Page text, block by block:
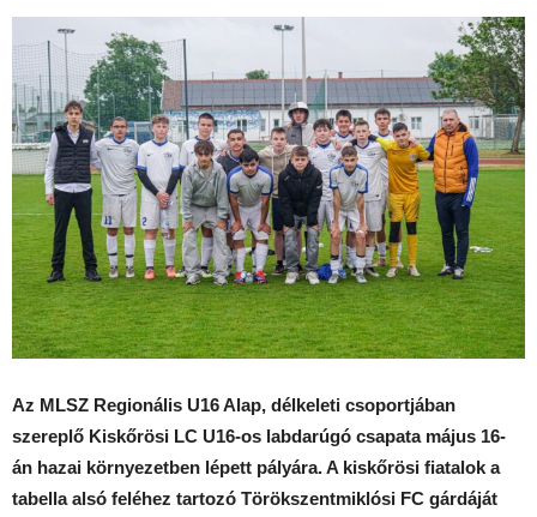
Az MLSZ Regionális U16 Alap, délkeleti csoportjában
szereplő Kiskőrösi LC U16-os labdarúgó csapata május 16-
án hazai környezetben lépett pályára. A kiskőrösi fiatalok a
tabella alsó feléhez tartozó Törökszentmiklósi FC gárdáját